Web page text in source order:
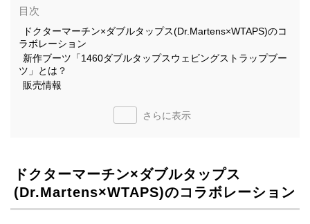
目次
ドクターマーチン×ダブルタップス(Dr.Martens×WTAPS)のコ
ラボレーション
新作ブーツ「1460ダブルタップスウェビングストラップブー
ツ」とは？
販売情報
さらに表示
ドクターマーチン×ダブルタップス
(Dr.Martens×WTAPS)のコラボレーション